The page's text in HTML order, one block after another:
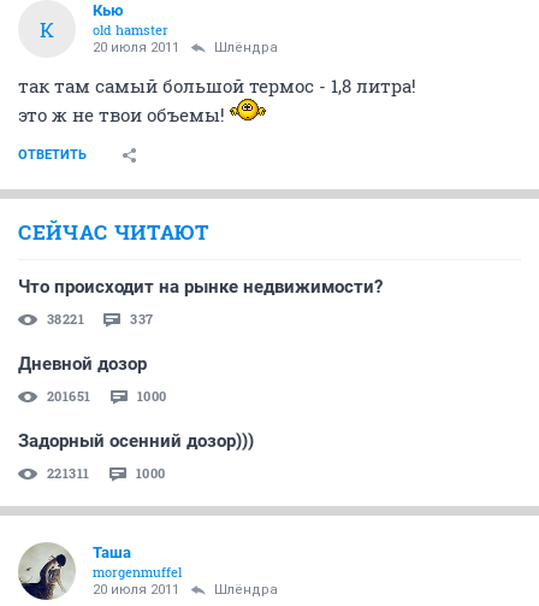
К
Кью
old hamster
20 июля 2011 Шлёндра
так там самый большой термос - 1,8 литра!
это ж не твои объемы!
ОТВЕТИТЬ
СЕЙЧАС ЧИТАЮТ
Что происходит на рынке недвижимости?
38221 337
Дневной дозор
201651 1000
Задорный осенний дозор)))
221311 1000
Таша
morgenmuffel
20 июля 2011 Шлёндра